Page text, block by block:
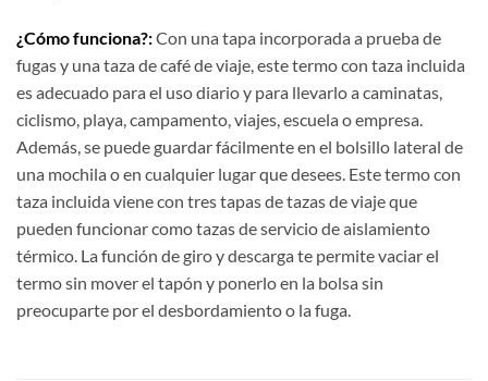
¿Cómo funciona?:Con una tapa incorporada a prueba de
fugas y una taza de café de viaje, este termo con taza incluida
es adecuado para el uso diario y para llevarlo a caminatas,
ciclismo, playa, campamento, viajes, escuela o empresa.
Además, se puede guardar fácilmente en el bolsillo lateral de
una mochila o en cualquier lugar que desees. Este termo con
taza incluida viene con tres tapas de tazas de viaje que
pueden funcionar como tazas de servicio de aislamiento
térmico. La función de giro y descarga te permite vaciar el
termo sin mover el tapón y ponerlo en la bolsa sin
preocuparte por el desbordamiento o la fuga.